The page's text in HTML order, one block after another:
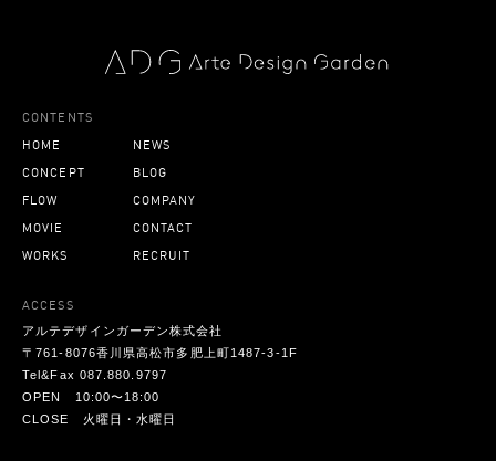
CONTENTS
HOME
CONCEPT
FLOW
MOVIE
WORKS
NEWS
BLOG
COMPANY
CONTACT
RECRUIT
ACCESS
アルテデザインガーデン株式会社
〒761-8076香川県高松市多肥上町1487-3-1F
Tel&Fax 087.880.9797
OPEN 10:00〜18:00
CLOSE 火曜日・水曜日